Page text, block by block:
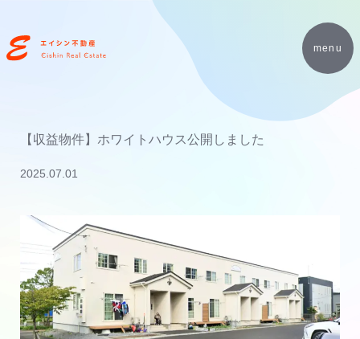
menu
【収益物件】ホワイトハウス公開しました
2025.07.01